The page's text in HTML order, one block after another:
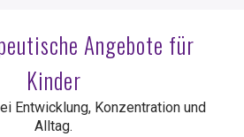
Angebote für
Kinder
Entwicklung, Konzentration und
Alltag.